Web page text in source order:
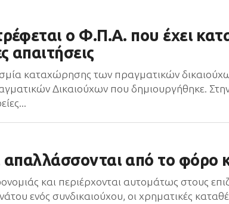
ο Φ.Π.Α. που έχει
απαιτήσεις
καταχώρησης των πραγματικών
Δικαιούχων που δημιουργήθηκε.
από το φόρο
και περιέρχονται αυτομάτως στους
ενός συνδικαιούχου, οι χρηματικές